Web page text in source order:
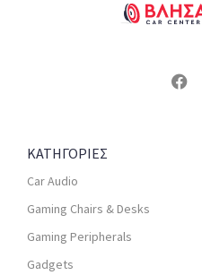
ΚΑΤΗΓΟΡΙΕΣ
Car Audio
Gaming Chairs & Desks
Gaming Peripherals
Gadgets